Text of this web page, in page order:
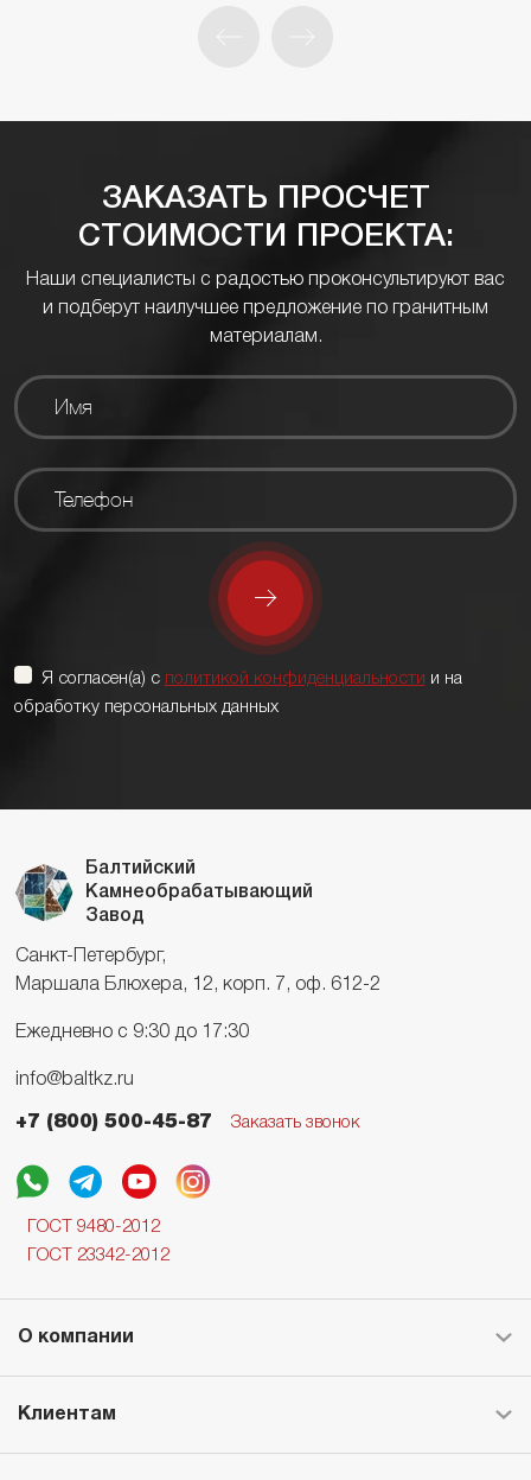
ЗАКАЗАТЬ ПРОСЧЕТ
СТОИМОСТИ ПРОЕКТА:
Наши специалисты с радостью проконсультируют вас
и подберут наилучшее предложение по гранитным
материалам.
Я согласен(а) с политикой конфиденциальности и на
обработку персональных данных
Балтийский
Камнеобрабатывающий
Завод
Санкт-Петербург,
Маршала Блюхера, 12, корп. 7, оф. 612-2
Ежедневно с 9:30 до 17:30
info@baltkz.ru
+7 (800) 500-45-87 Заказать звонок
ГОСТ 9480-2012
ГОСТ 23342-2012
О компании
Клиентам